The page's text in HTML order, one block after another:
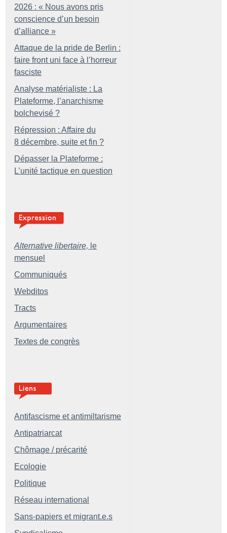
2026 : « Nous avons pris
conscience d’un besoin
d’alliance »
Attaque de la pride de Berlin :
faire front uni face à l’horreur
fasciste
Analyse matérialiste : La
Plateforme, l’anarchisme
bolchevisé ?
Répression : Affaire du
8 décembre, suite et fin ?
Dépasser la Plateforme :
L’unité tactique en question
Alternative libertaire, le
mensuel
Communiqués
Webditos
Tracts
Argumentaires
Textes de congrès
Antifascisme et antimiltarisme
Antipatriarcat
Chômage / précarité
Ecologie
Politique
Réseau international
Sans-papiers et migrant.e.s